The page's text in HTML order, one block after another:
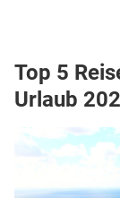
Top 5
Urlaub